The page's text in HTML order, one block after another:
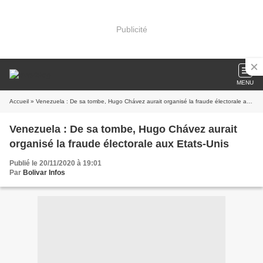
Publicité
MENU
Accueil » Venezuela : De sa tombe, Hugo Chávez aurait organisé la fraude électorale aux Etats-Unis
Venezuela : De sa tombe, Hugo Chávez aurait
organisé la fraude électorale aux Etats-Unis
Publié le 20/11/2020 à 19:01
Par Bolivar Infos